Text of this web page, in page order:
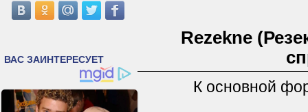
Rezekne
К основной